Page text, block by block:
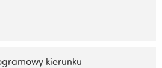
kierunku